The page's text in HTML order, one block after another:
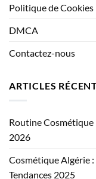
Politique de Cookies
DMCA
Contactez-nous
ARTICLES
Routine
2026
Cosmétique Algérie
Tendances 2025